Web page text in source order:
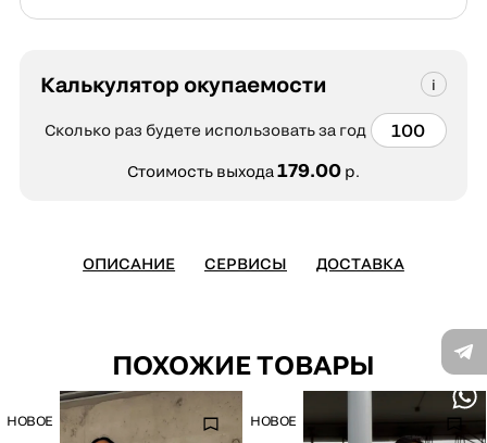
Калькулятор окупаемости
Сколько раз будете использовать за год
Стоимость выхода 179.00 р.
ОПИСАНИЕ СЕРВИСЫ ДОСТАВКА
ПОХОЖИЕ ТОВАРЫ
НОВОЕ НОВОЕ